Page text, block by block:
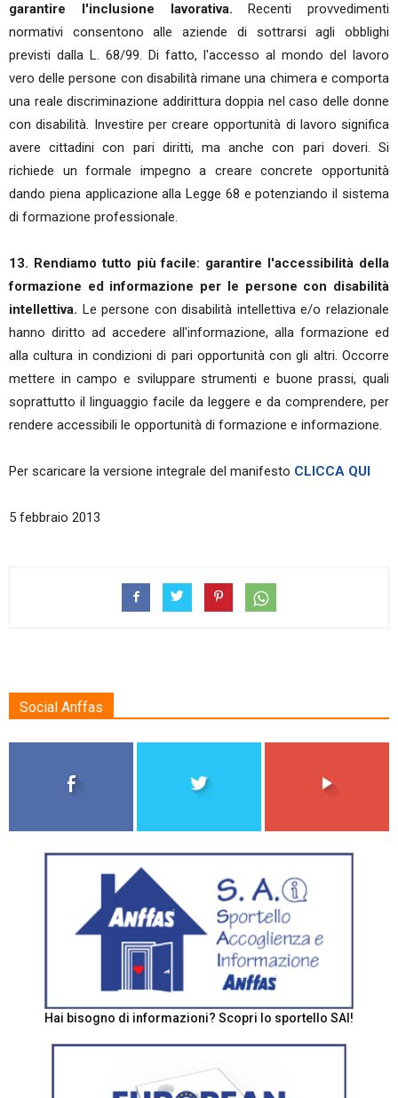
garantire l'inclusione lavorativa. Recenti provvedimenti
normativi consentono alle aziende di sottrarsi agli obblighi
previsti dalla L. 68/99. Di fatto, l'accesso al mondo del lavoro
vero delle persone con disabilità rimane una chimera e comporta
una reale discriminazione addirittura doppia nel caso delle donne
con disabilità. Investire per creare opportunità di lavoro significa
avere cittadini con pari diritti, ma anche con pari doveri. Si
richiede un formale impegno a creare concrete opportunità
dando piena applicazione alla Legge 68 e potenziando il sistema
di formazione professionale.
13. Rendiamo tutto più facile: garantire l'accessibilità della
formazione ed informazione per le persone con disabilità
intellettiva. Le persone con disabilità intellettiva e/o relazionale
hanno diritto ad accedere all'informazione, alla formazione ed
alla cultura in condizioni di pari opportunità con gli altri. Occorre
mettere in campo e sviluppare strumenti e buone prassi, quali
soprattutto il linguaggio facile da leggere e da comprendere, per
rendere accessibili le opportunità di formazione e informazione.
Per scaricare la versione integrale del manifesto CLICCA QUI
5 febbraio 2013
Social Anffas
Hai bisogno di informazioni? Scopri lo sportello SAI!